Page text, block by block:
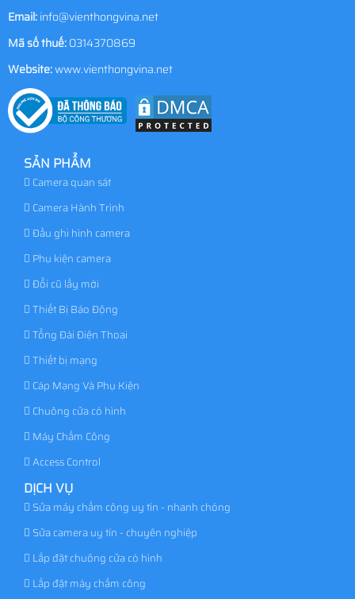
Email:info@vienthongvina.net
Mã số thuế:0314370869
Website:www.vienthongvina.net
SẢN PHẨM
Camera quan sát
Camera Hành Trình
Đầu ghi hình camera
Phụ kiện camera
Đổi cũ lấy mới
Thiết Bị Báo Động
Tổng Đài Điện Thoại
Thiết bị mạng
Cáp Mạng Và Phụ Kiện
Chuông cửa có hình
Máy Chấm Công
Access Control
DỊCH VỤ
Sửa máy chấm công uy tín - nhanh chóng
Sửa camera uy tín - chuyên nghiệp
Lắp đặt chuông cửa có hình
Lắp đặt máy chấm công